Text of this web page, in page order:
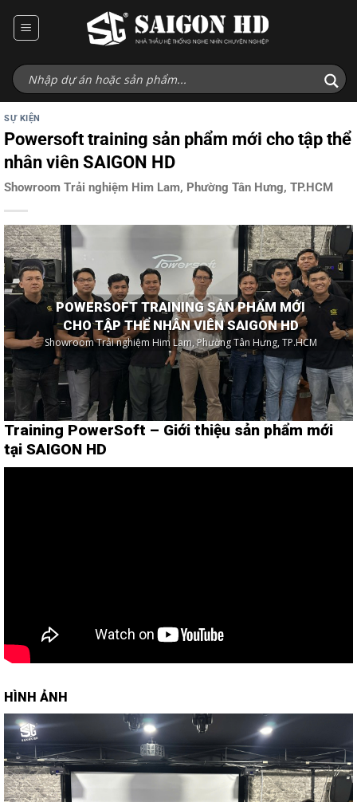
qua
dung
SỰ KIỆN
Powersoft training sản phẩm mới cho tập thể
nhân viên SAIGON HD
Showroom Trải nghiệm Him Lam, Phường Tân Hưng, TP.HCM
POWERSOFT TRAINING SẢN PHẨM MỚI
CHO TẬP THỂ NHÂN VIÊN SAIGON HD
Showroom Trải nghiệm Him Lam, Phường Tân Hưng, TP.HCM
Training PowerSoft – Giới thiệu sản phẩm mới
tại SAIGON HD
HÌNH ẢNH